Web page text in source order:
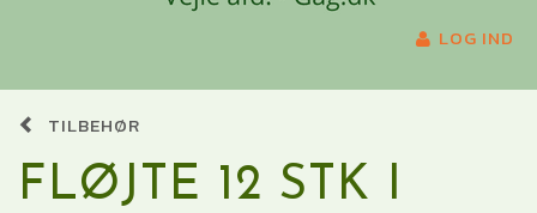
LOG IND
TILBEHØR
FLØJTE 12 STK I